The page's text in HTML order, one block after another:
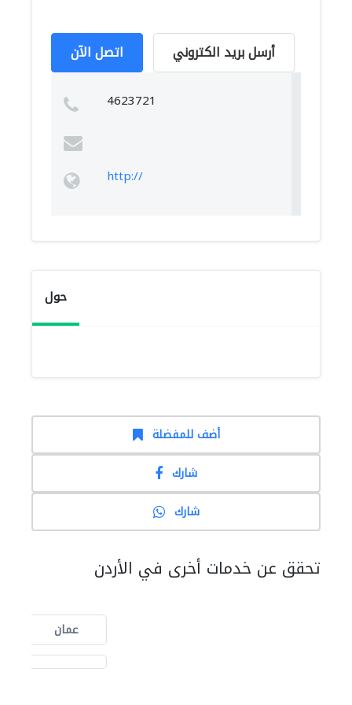
اتصل الآن أرسل بريد الكتروني
4623721
http://
حول
أضف للمفضلة
شارك
شارك
تحقق عن خدمات أخرى في الأردن
عمان